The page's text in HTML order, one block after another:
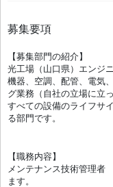
募集要項
【募集部門の紹介】
光工場（山口県）エンジ
機器、空調、配管、電気
グ業務（自社の立場に立
すべての設備のライフサ
る部門です。
【職務内容】
メンテナンス技術管理者
ます。